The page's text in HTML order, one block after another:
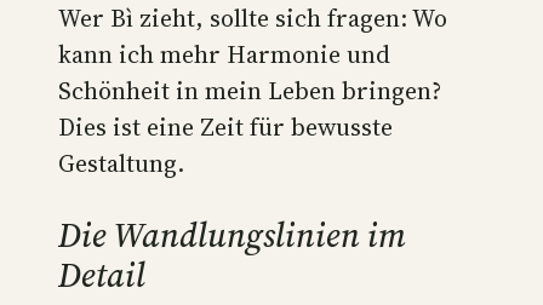
Wer Bì zieht, sollte sich fragen: Wo
kann ich mehr Harmonie und
Schönheit in mein Leben bringen?
Dies ist eine Zeit für bewusste
Gestaltung.
Die Wandlungslinien im
Detail